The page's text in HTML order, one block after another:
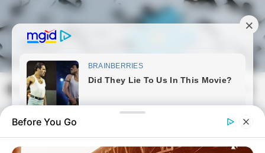
Skip
to
content
Magyarmozaik.com
Before You Go